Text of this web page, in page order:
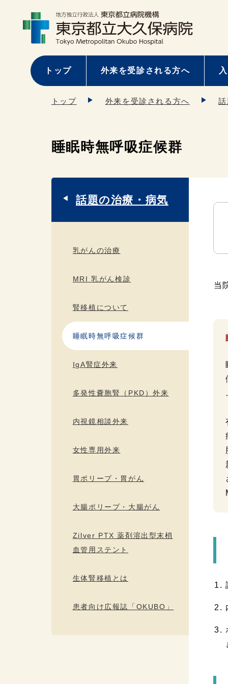
トップ 外来を受診される方へ
トップ 外来を受診される方へ
睡眠時無呼吸症候群
当
話題の治療・病気
乳がんの治療
MRI 乳がん検診
腎移植について
睡眠時無呼吸症候群
IgA腎症外来
多発性嚢胞腎（PKD）外来
内視鏡相談外来
女性専用外来
胃ポリープ・胃がん
大腸ポリープ・大腸がん
Zilver PTX 薬剤溶出型末梢
血管用ステント
生体腎移植とは
患者向け広報誌「OKUBO」